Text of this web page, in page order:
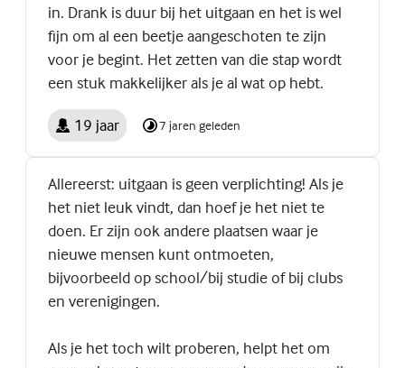
in. Drank is duur bij het uitgaan en het is wel
fijn om al een beetje aangeschoten te zijn
voor je begint. Het zetten van die stap wordt
een stuk makkelijker als je al wat op hebt.
19 jaar 7 jaren geleden
Allereerst: uitgaan is geen verplichting! Als je
het niet leuk vindt, dan hoef je het niet te
doen. Er zijn ook andere plaatsen waar je
nieuwe mensen kunt ontmoeten,
bijvoorbeeld op school/bij studie of bij clubs
en verenigingen.
Als je het toch wilt proberen, helpt het om